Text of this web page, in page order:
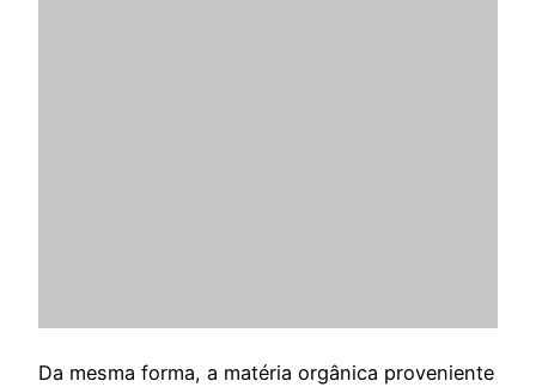
Da mesma forma, a matéria orgânica proveniente